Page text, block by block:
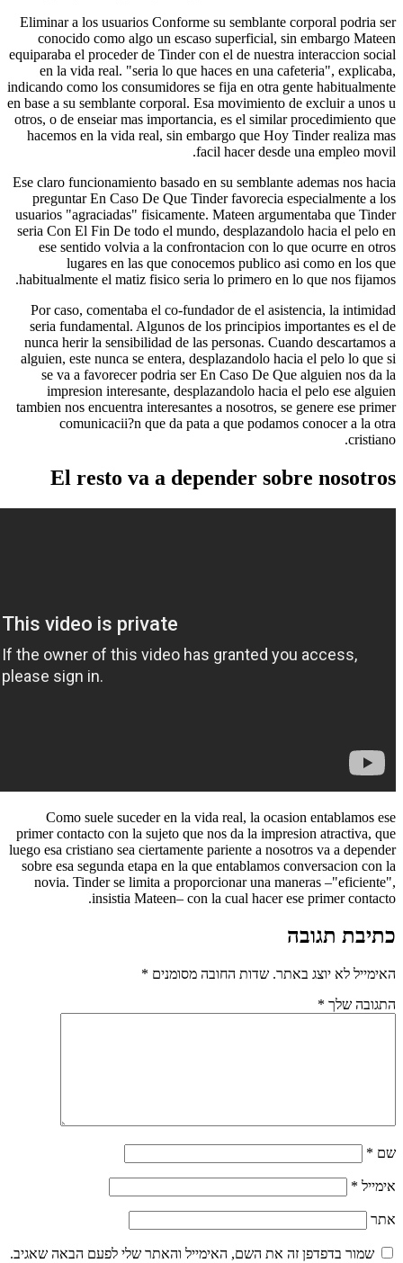
Eliminar a los usuarios Conforme su semblante
conocido como algo un escaso superficial,
equiparaba el proceder de Tinder con el de
en la vida real. "seria lo que haces en una
indicando como los consumidores se fija en otra
en base a su semblante corporal. Esa movimiento
otros, o de enseiar mas importancia, es el similar
hacemos en la vida real, sin embargo que Hoy
facil hacer
Ese claro funcionamiento basado en su
preguntar En Caso De Que Tinder favorecia
usuarios "agraciadas" fisicamente. Mateen
seria Con El Fin De todo el mundo,
ese sentido volvia a la confrontacion con lo
lugares en las que conocemos publico
habitualmente el matiz fisico seria lo primero en
Por caso, comentaba el co-fundador de el
seria fundamental. Algunos de los principios
nunca herir la sensibilidad de las personas.
alguien, este nunca se entera, desplazandolo
se va a favorecer podria ser En Caso De
impresion interesante, desplazandolo hacia
tambien nos encuentra interesantes a nosotros,
comunicacii?n que da pata a que
El resto va a depender
Como suele suceder en la vida real, la
primer contacto con la sujeto que nos da la
luego esa cristiano sea ciertamente pariente a
sobre esa segunda etapa en la que entablamos
novia. Tinder se limita a proporcionar una
insistia Mateen– con la cual hacer
שדות החובה מסומנים*
את השם, האימייל והאתר שלי לפעם הבאה שאגיב.